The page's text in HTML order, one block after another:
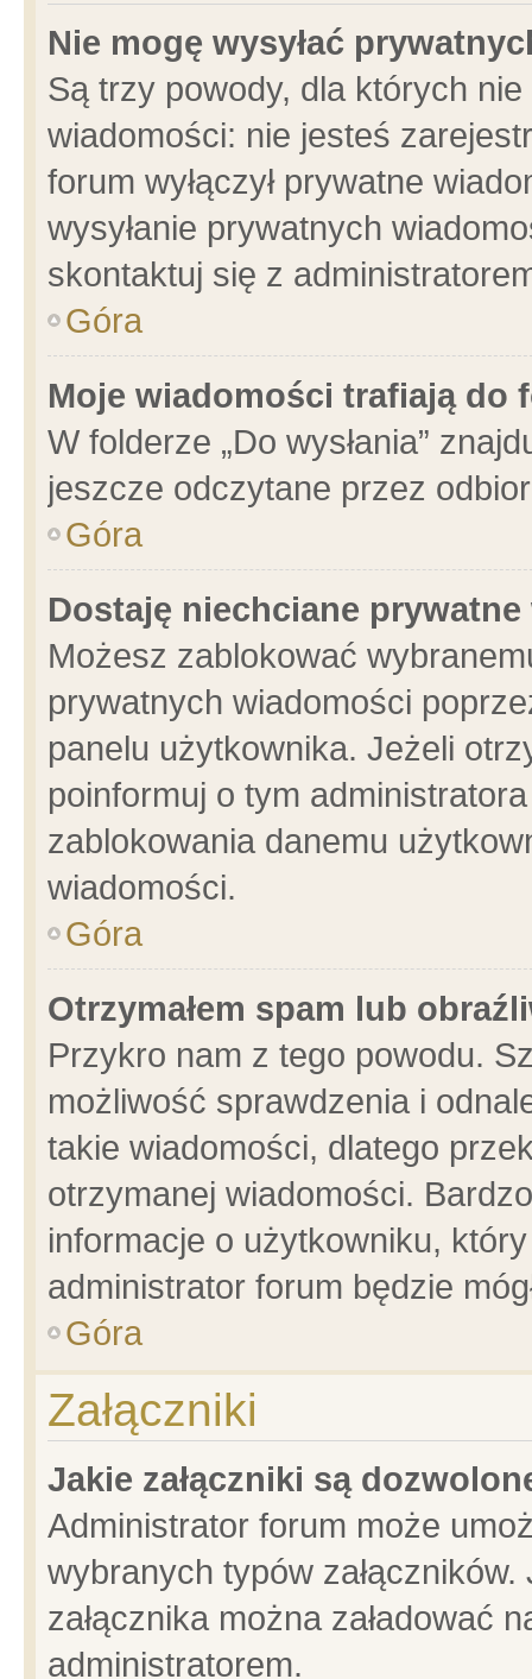
Nie mogę wysyłać
Są trzy powody, dla których
wiadomości: nie jesteś
forum wyłączył prywatne
wysyłanie prywatnych
skontaktuj się z
Góra
Moje wiadomości trafiają do
W folderze „Do wysłania”
jeszcze odczytane przez
Góra
Dostaję niechciane
Możesz zablokować
prywatnych wiadomości
panelu użytkownika. Jeżeli
poinformuj o tym
zablokowania danemu
wiadomości.
Góra
Otrzymałem spam lub
Przykro nam z tego powodu.
możliwość sprawdzenia i
takie wiadomości, dlatego
otrzymanej wiadomości.
informacje o użytkowniku,
administrator forum będzie
Góra
Załączniki
Jakie załączniki są
Administrator forum może
wybranych typów
załącznika można załadować
administratorem.